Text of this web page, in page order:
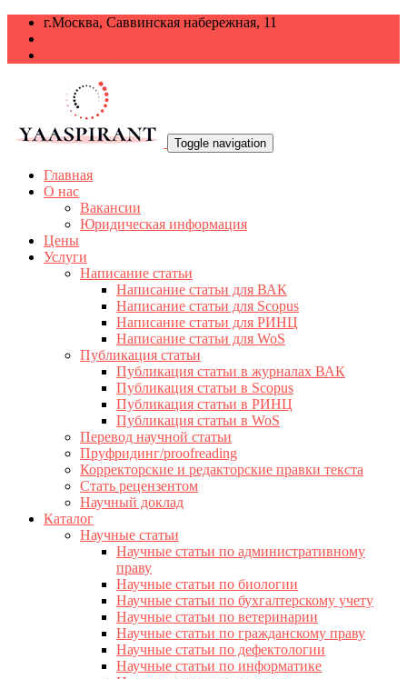
г.Москва, Саввинская набережная, 11
Toggle navigation
Главная
О нас
Вакансии
Юридическая информация
Цены
Услуги
Написание статьи
Написание статьи для ВАК
Написание статьи для Scopus
Написание статьи для РИНЦ
Написание статьи для WoS
Публикация статьи
Публикация статьи в журналах ВАК
Публикация статьи в Scopus
Публикация статьи в РИНЦ
Публикация статьи в WoS
Перевод научной статьи
Пруфридинг/proofreading
Корректорские и редакторские правки текста
Стать рецензентом
Научный доклад
Каталог
Научные статьи
Научные статьи по административному
праву
Научные статьи по биологии
Научные статьи по бухгалтерскому учету
Научные статьи по ветеринарии
Научные статьи по гражданскому праву
Научные статьи по дефектологии
Научные статьи по информатике